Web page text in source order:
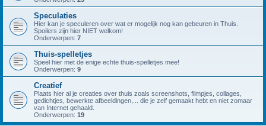
Speculaties
Hier kan je speculeren over wat er mogelijk nog kan gebeuren in Thuis.
Spoilers zijn hier NIET welkom!
Onderwerpen: 7
Thuis-spelletjes
Speel hier met de enige echte thuis-spelletjes mee!
Onderwerpen: 9
Creatief
Plaats hier al je creaties over thuis zoals screenshots, filmpjes, collages,
gedichtjes, bewerkte afbeeldingen,... die je zelf gemaakt hebt en niet zomaar
van Internet gehaald.
Onderwerpen: 19